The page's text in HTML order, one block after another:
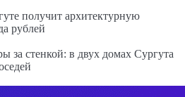
получит архитектурную
рублей
за стенкой: в двух домах Сургута